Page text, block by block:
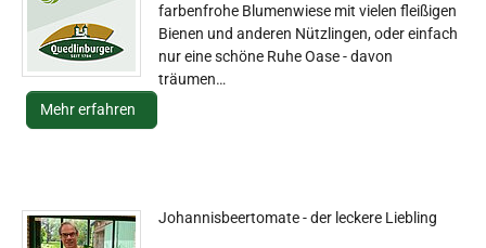
farbenfrohe Blumenwiese mit vielen fleißigen
Bienen und anderen Nützlingen, oder einfach
nur eine schöne Ruhe Oase - davon
träumen…
Mehr erfahren
Johannisbeertomate - der leckere Liebling